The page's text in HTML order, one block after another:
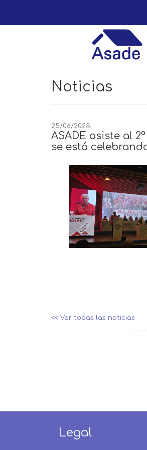
Noticias
25/06/2025
ASADE asiste al
se está
<< Ver todas las noticias
Legal